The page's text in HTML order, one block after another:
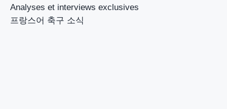
Analyses et interviews exclusives
프랑스어 축구 소식